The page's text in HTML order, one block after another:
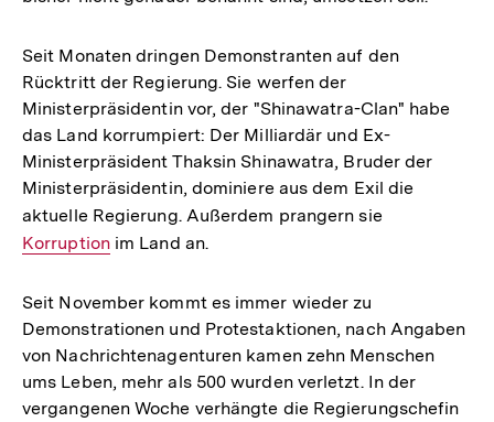
Seit Monaten dringen Demonstranten auf den
Rücktritt der Regierung. Sie werfen der
Ministerpräsidentin vor, der "Shinawatra-Clan" habe
das Land korrumpiert: Der Milliardär und Ex-
Ministerpräsident Thaksin Shinawatra, Bruder der
Ministerpräsidentin, dominiere aus dem Exil die
aktuelle Regierung. Außerdem prangern sie
Korruptionim Land an.
Seit November kommt es immer wieder zu
Demonstrationen und Protestaktionen, nach Angaben
von Nachrichtenagenturen kamen zehn Menschen
ums Leben, mehr als 500 wurden verletzt. In der
vergangenen Woche verhängte die Regierungschefin